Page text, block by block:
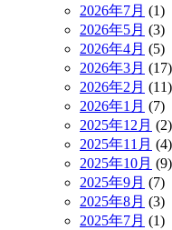
2026年7月 (1)
2026年5月 (3)
2026年4月 (5)
2026年3月 (17)
2026年2月 (11)
2026年1月 (7)
2025年12月 (2)
2025年11月 (4)
2025年10月 (9)
2025年9月 (7)
2025年8月 (3)
2025年7月 (1)